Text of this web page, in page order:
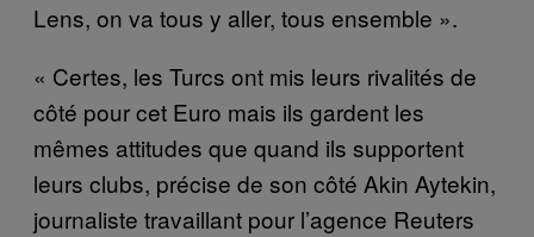
Lens, on va tous y aller, tous ensemble ».
« Certes, les Turcs ont mis leurs rivalités de
côté pour cet Euro mais ils gardent les
mêmes attitudes que quand ils supportent
leurs clubs, précise de son côté Akin Aytekin,
journaliste travaillant pour l’agence Reuters